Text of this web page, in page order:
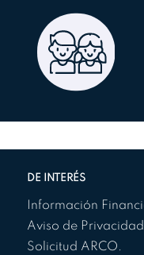
DE INTERÉS
Información
Aviso de
Solicitud ARCO.